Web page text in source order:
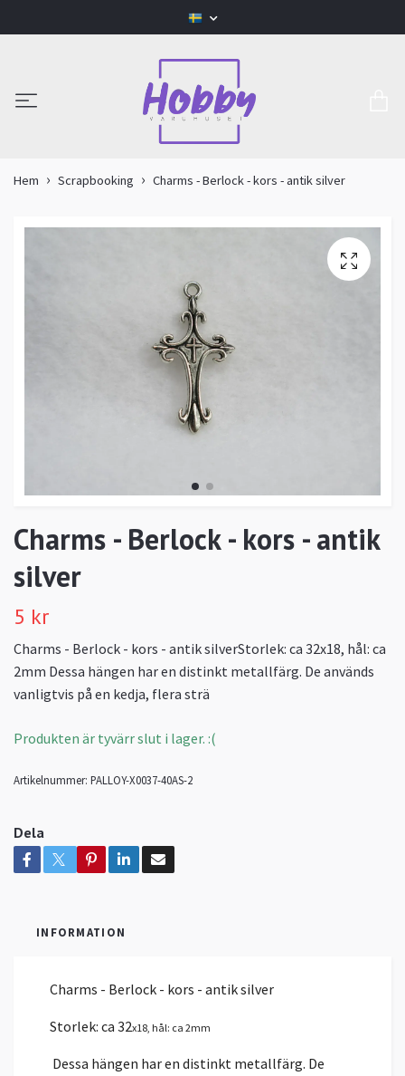
Hem Scrapbooking Charms - Berlock - kors - antik silver
Charms - Berlock - kors - antik
silver
5 kr
Charms - Berlock - kors - antik silverStorlek: ca 32x18, hål: ca
2mm Dessa hängen har en distinkt metallfärg. De används
vanligtvis på en kedja, flera strä
Produkten är tyvärr slut i lager. :(
Artikelnummer: PALLOY-X0037-40AS-2
Dela
INFORMATION
Charms - Berlock - kors - antik silver
Storlek: ca 32x18, hål: ca 2mm
Dessa hängen har en distinkt metallfärg. De